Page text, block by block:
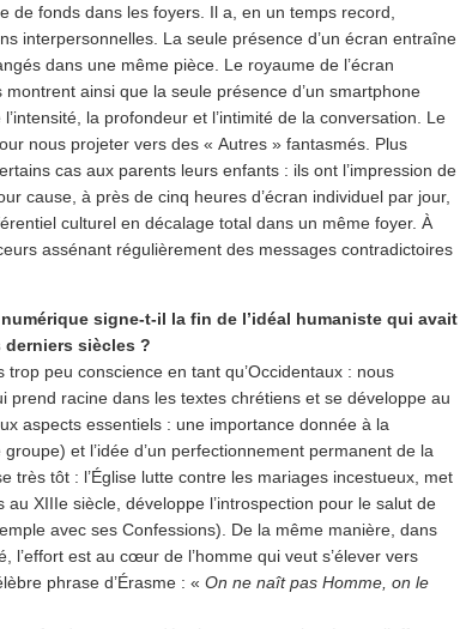
de fonds dans les foyers. Il a, en un temps record,
interpersonnelles. La seule présence d’un écran entraîne
dans une même pièce. Le royaume de l’écran
ainsi que la seule présence d’un smartphone
la profondeur et l’intimité de la conversation. Le
nous projeter vers des « Autres » fantasmés. Plus
cas aux parents leurs enfants : ils ont l’impression de
cause, à près de cinq heures d’écran individuel par jour,
culturel en décalage total dans un même foyer. À
assénant régulièrement des messages contradictoires
signe-t-il la fin de l’idéal humaniste qui avait
siècles ?
trop peu conscience en tant qu’Occidentaux : nous
prend racine dans les textes chrétiens et se développe au
aspects essentiels : une importance donnée à la
et l’idée d’un perfectionnement permanent de la
très tôt : l’Église lutte contre les mariages incestueux, met
XIIIe siècle, développe l’introspection pour le salut de
avec ses Confessions). De la même manière, dans
l’effort est au cœur de l’homme qui veut s’élever vers
phrase d’Érasme : « On ne naît pas Homme, on le